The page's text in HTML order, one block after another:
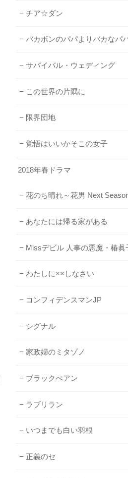
チア☆ダン
バカボンのパパよりバカなパ
サバイバル・ウェディング
この世界の片隅に
限界団地
覚悟はいいかそこの女子
2018年春ドラマ
花のち晴れ～花男 Next
あなたには帰る家がある
Missデビル 人事の悪魔・椿眞
わたしに××しなさい
コンフィデンスマンJP
シグナル
家政婦のミタゾノ
ブラックぺアン
ラブリラン
いつまでも白い羽根
正義のセ